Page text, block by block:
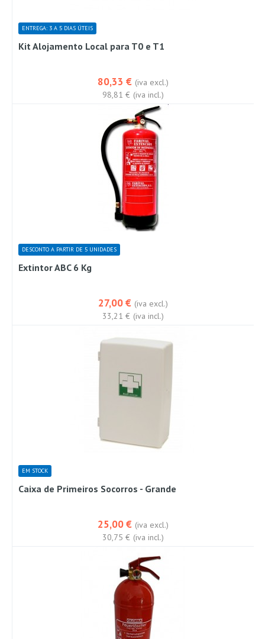
ENTREGA: 3 A 5 DIAS ÚTEIS
Kit Alojamento Local para T0 e T1
80,33 € (iva excl.)
98,81 € (iva incl.)
DESCONTO A PARTIR DE 5 UNIDADES
Extintor ABC 6 Kg
27,00 € (iva excl.)
33,21 € (iva incl.)
EM STOCK
Caixa de Primeiros Socorros - Grande
25,00 € (iva excl.)
30,75 € (iva incl.)